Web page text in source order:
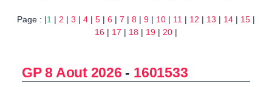
Page : |1 | 2 | 3 | 4 | 5 | 6 | 7 | 8 | 9 | 10 | 11 | 12 | 13 | 14 | 15 |
16 | 17 | 18 | 19 | 20 |
GP 8 Aout 2026 - 1601533